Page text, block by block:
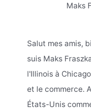
Maks
Salut mes amis,
suis Maks
l'Illinois à
et le commerce.
États-Unis